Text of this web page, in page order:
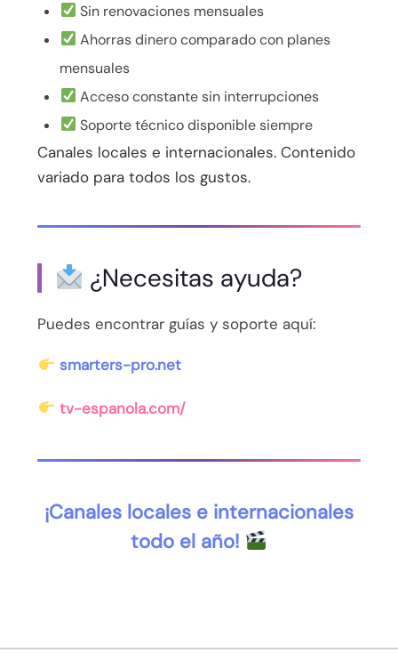
Sin renovaciones mensuales
Ahorras dinero comparado con planes
mensuales
Acceso constante sin interrupciones
Soporte técnico disponible siempre
Canales locales e internacionales. Contenido
variado para todos los gustos.
¿Necesitas ayuda?
Puedes encontrar guías y soporte aquí:
smarters-pro.net
tv-espanola.com/
¡Canales locales e internacionales
todo el año!